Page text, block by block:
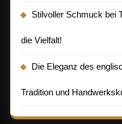
Stilvoller Schmuck bei
die Vielfalt!
Die Eleganz des
Tradition und